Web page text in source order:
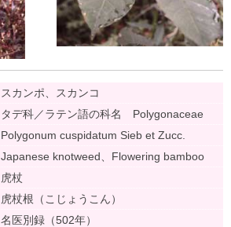
スカンポ、スカンコ
タデ科／ラテン語の科名 Polygonaceae
Polygonum cuspidatum Sieb et Zucc.
Japanese knotweed、Flowering bamboo
虎杖
虎杖根（こじょうこん）
名医別録（502年）